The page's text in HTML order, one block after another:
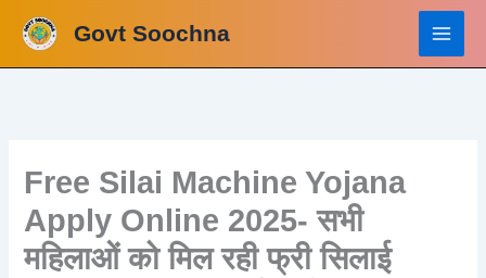
content
Govt Soochna
Free Silai Machine Yojana
Apply Online 2025- सभी
महिलाओं को मिल रही फ्री सिलाई